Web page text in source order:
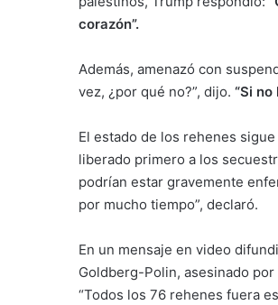
corazón”.
Además, amenazó con
vez, ¿por qué no?”, dijo. “Si
El estado de los rehenes
liberado primero a los
podrían estar gravemente
por mucho tiempo”, declaró.
En un mensaje en video
Goldberg-Polin, asesinado
“Todos los 76 rehenes fuera